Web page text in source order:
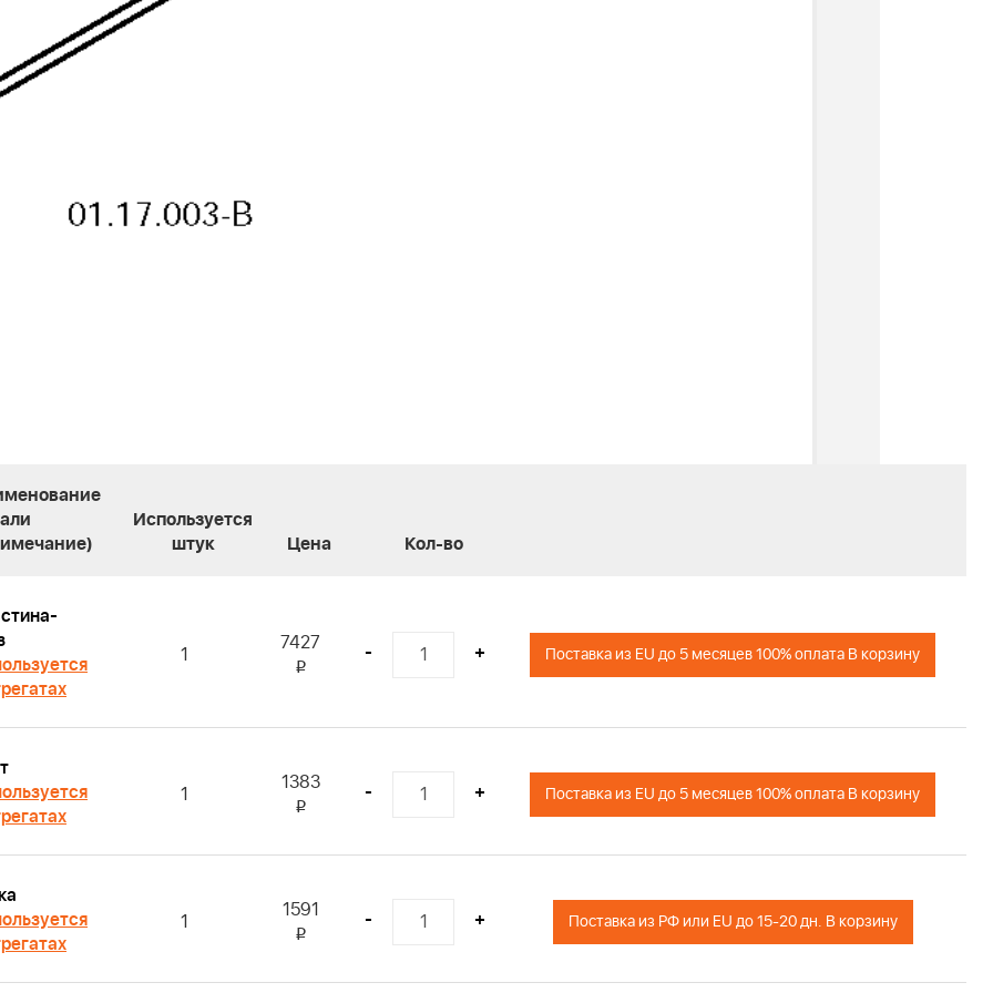
Используется
штук
Цена Кол-во
1 7427
i
- + Поставка из EU до 5 месяцев 100% оплата В корзину
1 1383
i
- + Поставка из EU до 5 месяцев 100% оплата В корзину
1 1591
i
- + Поставка из РФ или EU до 15-20 дн. В корзину